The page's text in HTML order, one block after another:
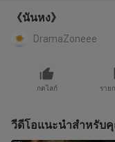
《นันหง》
DramaZoneee
กดไลก์ ราย
วีดีโอแนะนำสำหรับ